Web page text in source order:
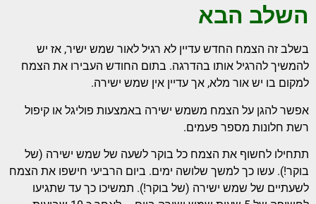
השלב הבא
בשלב זה הצמח החדש עדיין לא רגיל לאור שמש ישיר, אז יש
להמשיך להרגיל אותו בהדרגה. בתום החודש העבירו את הצמח
למקום בו יש אור מלא, אך עדיין אין שמש ישירה.
אפשר להגן על הצמח משמש ישירה באמצעות פוליגל או קיפול
רשת חלונות מספר פעמים.
תתחילו לחשוף את הצמח כל בוקר לשעה של שמש ישירה (של
בוקר!). עשו כך למשך שלושה ימים. ביום הרביעי חישפו את הצמח
לשעתיים של שמש ישירה (של בוקר!). תמשיכו כך עד שתגיעו